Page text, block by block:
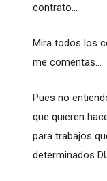
contrato...
Mira todos los
me comentas...
Pues no
que quieren
para trabajos
determinados